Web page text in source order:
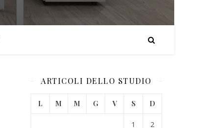
ARTICOLI DELLO STUDIO
L M M G V S D
1 2